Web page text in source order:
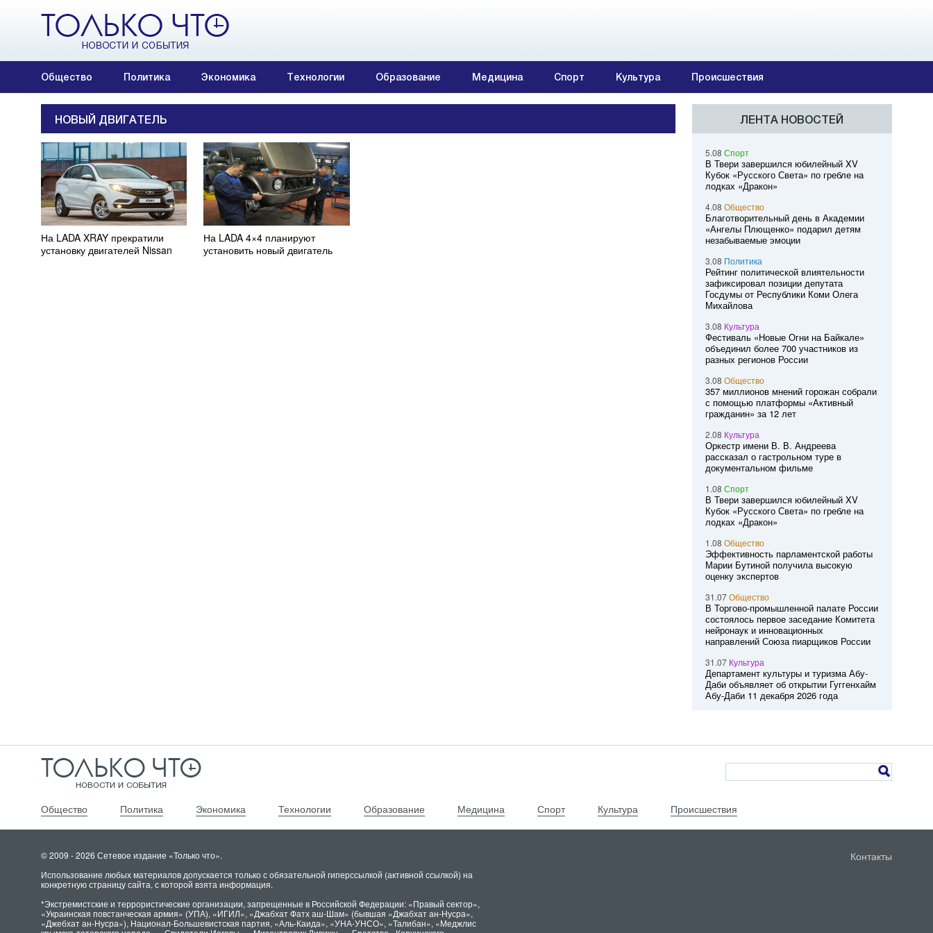
Общество Политика Экономика Технологии Образование Медицина Спорт Культура Происшествия
НОВЫЙ ДВИГАТЕЛЬ
На LADA XRAY прекратили
установку двигателей Nissan
На LADA 4×4 планируют
установить новый двигатель
ЛЕНТА НОВОСТЕЙ
5.08 Спорт
В Твери завершился юбилейный XV
Кубок «Русского Света» по гребле на
лодках «Дракон»
4.08 Общество
Благотворительный день в Академии
«Ангелы Плющенко» подарил детям
незабываемые эмоции
3.08 Политика
Рейтинг политической влиятельности
зафиксировал позиции депутата
Госдумы от Республики Коми Олега
Михайлова
3.08 Культура
Фестиваль «Новые Огни на Байкале»
объединил более 700 участников из
разных регионов России
3.08 Общество
357 миллионов мнений горожан собрали
с помощью платформы «Активный
гражданин» за 12 лет
2.08 Культура
Оркестр имени В. В. Андреева
рассказал о гастрольном туре в
документальном фильме
1.08 Спорт
В Твери завершился юбилейный XV
Кубок «Русского Света» по гребле на
лодках «Дракон»
1.08 Общество
Эффективность парламентской работы
Марии Бутиной получила высокую
оценку экспертов
31.07Общество
В Торгово-промышленной палате России
состоялось первое заседание Комитета
нейронаук и инновационных
направлений Союза пиарщиков России
31.07 Культура
Департамент культуры и туризма Абу-
Даби объявляет об открытии Гуггенхайм
Абу-Даби 11 декабря 2026 года
Общество Политика Экономика Технологии Образование Медицина Спорт Культура Происшествия
© 2009 - 2026 Сетевое издание «Только что».
Использование любых материалов допускается только с обязательной гиперссылкой (активной ссылкой) на
конкретную страницу сайта, с которой взята информация.
*Экстремистские и террористические организации, запрещенные в Российской Федерации: «Правый сектор»,
«Украинская повстанческая армия» (УПА), «ИГИЛ», «Джабхат Фатх аш-Шам» (бывшая «Джабхат ан-Нусра»,
«Джебхат ан-Нусра»), Национал-Большевистская партия, «Аль-Каида», «УНА-УНСО», «Талибан», «Меджлис
Контакты